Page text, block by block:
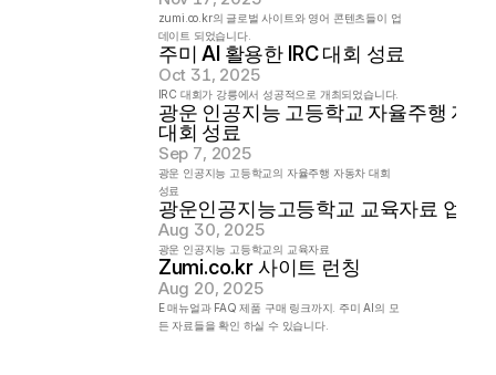
zumi.co.kr의 글로벌 사이트와 영어 콘텐츠들이 업
데이트 되었습니다.
주미 AI 활용한 IRC 대회 성료
Oct 31, 2025
IRC 대회가 강릉에서 성공적으로 개최되었습니다.
광운 인공지능 고등학교 자율주행 자동
대회 성료
Sep 7, 2025
광운 인공지능 고등학교의 자율주행 자동차 대회
성료
광운인공지능고등학교 교육자료 업데
Aug 30, 2025
광운 인공지능 고등학교의 교육자료
Zumi.co.kr 사이트 런칭
Aug 20, 2025
E 매뉴얼과 FAQ 제품 구매 링크까지. 주미 AI의 모
든 자료들을 확인 하실 수 있습니다.